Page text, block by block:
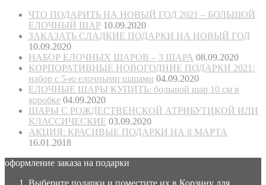
ЧТО ПОДАРИТЬ НА НОВЫЙ ГОД 2021 – БОЛЬШОЙ
ЕЛОЧНЫЙ ШАР 10.09.2020
ЗАКАЗАТЬ СЛАДКИЕ ПОДАРКИ НА НОВЫЙ ГОД
10.09.2020
НАБОР ЕЛОЧНЫХ ШАРОВ – 3 ШАРА 08.09.2020
КОРПОРАТИВНЫЕ НОВОГОДНИЕ ПОДАРКИ 2021:
набор с 5-ю елочными шарами 04.09.2020
ЕЛОЧНЫЕ ШАРЫ КУПИТЬ: большой шар 10 см в
коробке 04.09.2020
ШАРЫ С РОЖДЕСТВЕНСКОЙ АТРИБУТИКОЙ ИЛИ
КЛАССИЧЕСКИЕ 03.09.2020
АКЦИЯ: КРАСИВЫЕ ПОДАРКИ НА 8 МАРТА
16.01.2018
оформление заказа на подарки
Выберите подарки и поместите их в Корзину для